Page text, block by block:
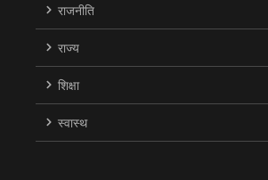
राजनीति
राज्य
शिक्षा
स्वास्थ